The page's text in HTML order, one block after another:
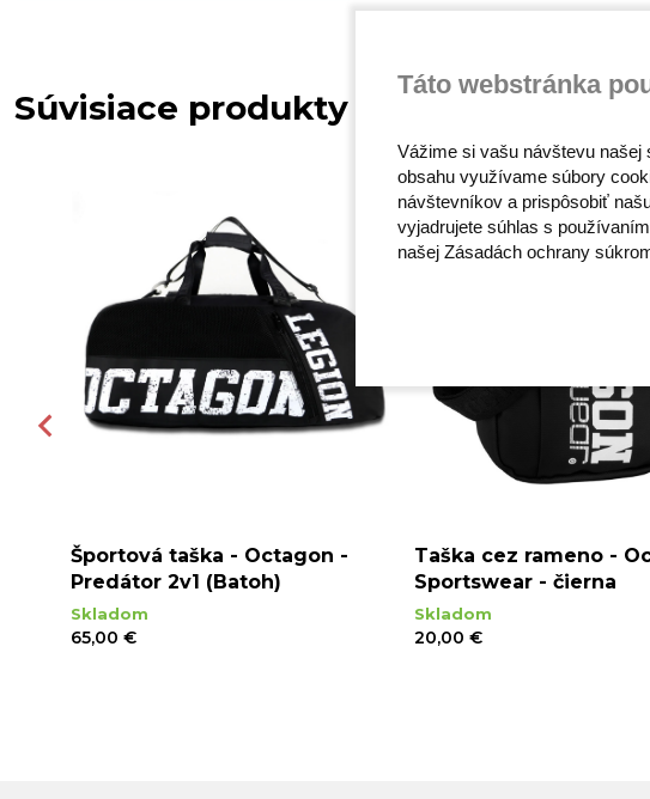
Súvisiace produkty
Športová taška - Octagon -
Predátor 2v1 (Batoh)
Skladom
65,00 €
Taška cez rameno -
Sportswear - čierna
Skladom
20,00 €
Táto webstránka
Vážime si vašu návštevu našej
obsahu využívame súbory
návštevníkov a prispôsobiť
vyjadrujete súhlas s
našej Zásadách ochrany